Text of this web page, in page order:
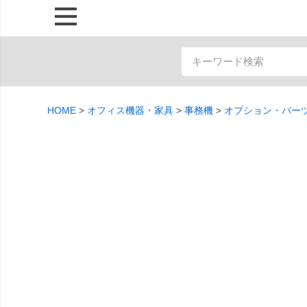
HOME オフィス機器・家具 事務機 オプション・パー